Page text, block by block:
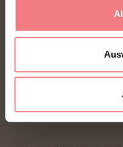
FONDAZIONE DMO
Piazza Santo Stefano 15/
32100 Belluno - Italia